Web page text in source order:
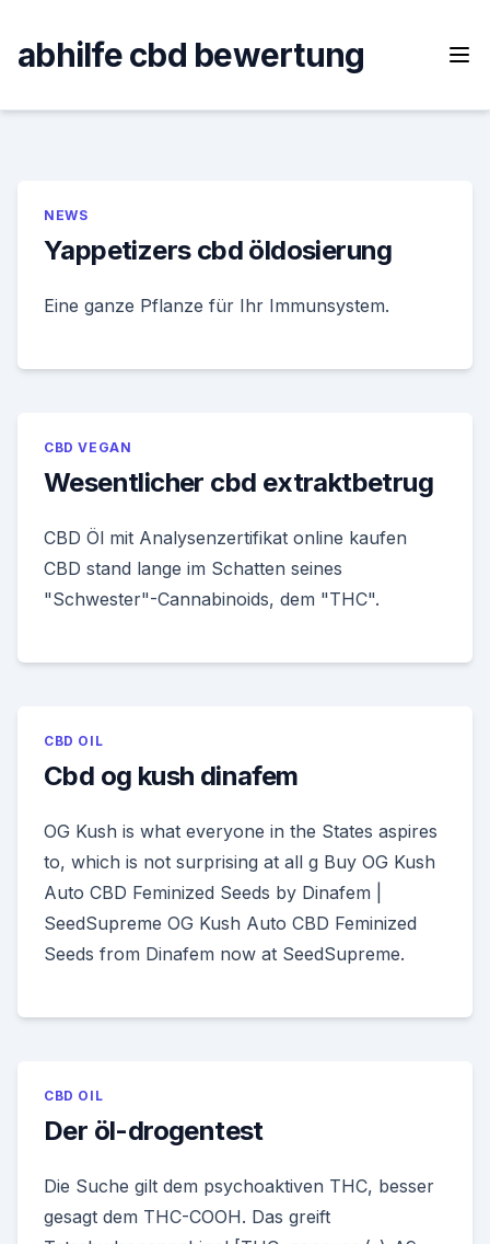
content
abhilfe cbd bewertung
NEWS
Yappetizers cbd öldosierung
Eine ganze Pflanze für Ihr Immunsystem.
CBD VEGAN
Wesentlicher cbd extraktbetrug
CBD Öl mit Analysenzertifikat online kaufen
CBD stand lange im Schatten seines
"Schwester"-Cannabinoids, dem "THC".
CBD OIL
Cbd og kush dinafem
OG Kush is what everyone in the States aspires
to, which is not surprising at all g Buy OG Kush
Auto CBD Feminized Seeds by Dinafem |
SeedSupreme OG Kush Auto CBD Feminized
Seeds from Dinafem now at SeedSupreme.
CBD OIL
Der öl-drogentest
Die Suche gilt dem psychoaktiven THC, besser
gesagt dem THC-COOH. Das greift